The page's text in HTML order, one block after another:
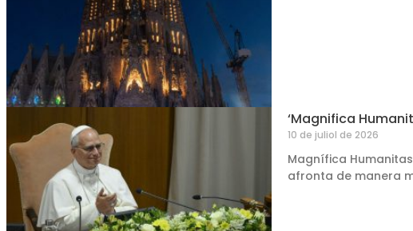
‘Magnifica
10 de juliol de 2026
Magnífica
afronta de manera